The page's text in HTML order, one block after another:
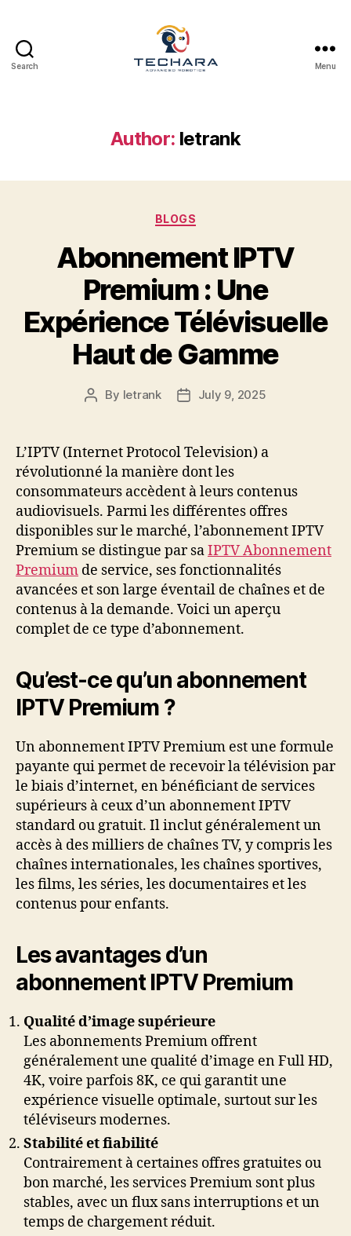
Search Menu
Author: letrank
Categories
BLOGS
Abonnement IPTV
Premium : Une
Expérience Télévisuelle
Haut de Gamme
Post
By letrank
PostJuly 9, 2025
L’IPTV (Internet Protocol Television) a
révolutionné la manière dont les
consommateurs accèdent à leurs contenus
audiovisuels. Parmi les différentes offres
disponibles sur le marché, l’abonnement IPTV
Premium se distingue par saIPTV Abonnement
Premium de service, ses fonctionnalités
avancées et son large éventail de chaînes et de
contenus à la demande. Voici un aperçu
complet de ce type d’abonnement.
Qu’est-ce qu’un abonnement
IPTV Premium ?
Un abonnement IPTV Premium est une formule
payante qui permet de recevoir la télévision par
le biais d’internet, en bénéficiant de services
supérieurs à ceux d’un abonnement IPTV
standard ou gratuit. Il inclut généralement un
accès à des milliers de chaînes TV, y compris les
chaînes internationales, les chaînes sportives,
les films, les séries, les documentaires et les
contenus pour enfants.
Les avantages d’un
abonnement IPTV Premium
Qualité d’image supérieure
Les abonnements Premium offrent
généralement une qualité d’image en Full HD,
4K, voire parfois 8K, ce qui garantit une
expérience visuelle optimale, surtout sur les
téléviseurs modernes.
Stabilité et fiabilité
Contrairement à certaines offres gratuites ou
bon marché, les services Premium sont plus
stables, avec un flux sans interruptions et un
temps de chargement réduit.